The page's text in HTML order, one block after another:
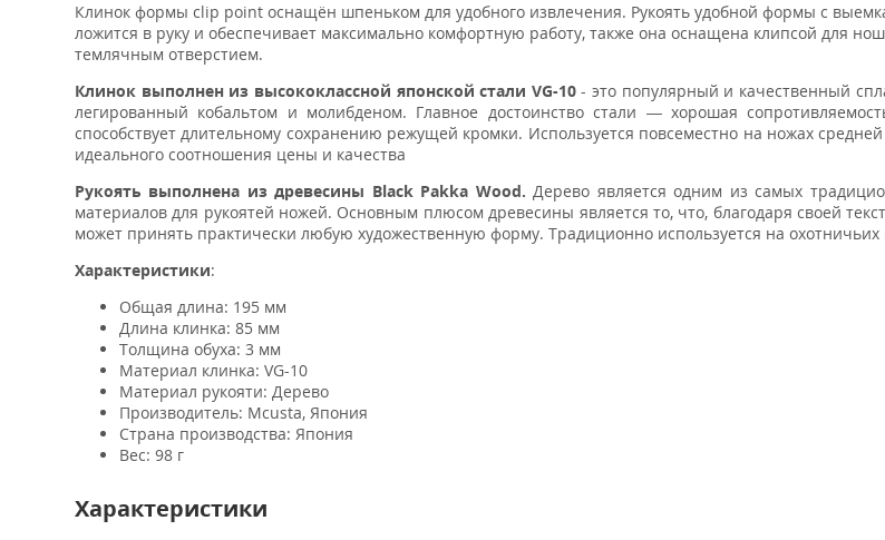
Клинок формы clip point оснащён шпеньком для удобного извлечения. Рукоять удобной формы с
ложится в руку и обеспечивает максимально комфортную работу, также она оснащена клипсой для
темлячным отверстием.
Клинок выполнен из высококлассной японской стали VG-10- это популярный и качественный
легированный кобальтом и молибденом. Главное достоинство стали — хорошая
способствует длительному сохранению режущей кромки. Используется повсеместно на ножах
идеального соотношения цены и качества
Рукоять выполнена из древесины Black Pakka Wood. Дерево является одним из самых
материалов для рукоятей ножей. Основным плюсом древесины является то, что, благодаря своей
может принять практически любую художественную форму. Традиционно используется на охотничьих
Характеристики:
Общая длина: 195 мм
Длина клинка: 85 мм
Толщина обуха: 3 мм
Материал клинка: VG-10
Материал рукояти: Дерево
Производитель: Mcusta, Япония
Страна производства: Япония
Вес: 98 г
Характеристики